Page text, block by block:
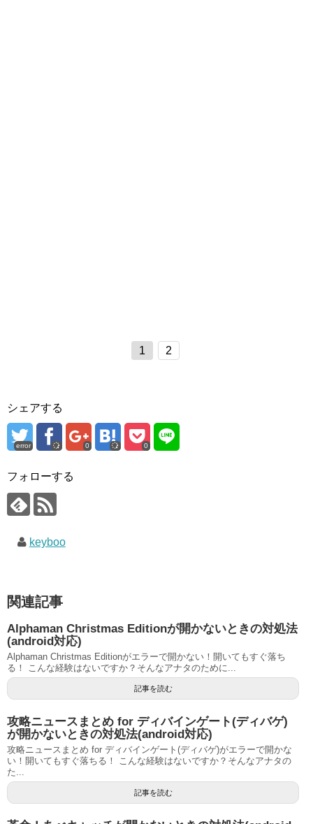
1 2
シェアする
error 0 0
フォローする
keyboo
関連記事
Alphaman Christmas Editionが開かないときの対処法
(android対応)
Alphaman Christmas Editionがエラーで開かない！開いてもすぐ落ち
る！ こんな経験はないですか？そんなアナタのために...
記事を読む
攻略ニュースまとめ for ディバインゲート(ディバゲ)
が開かないときの対処法(android対応)
攻略ニュースまとめ for ディバインゲート(ディバゲ)がエラーで開かな
い！開いてもすぐ落ちる！ こんな経験はないですか？そんなアナタの
た...
記事を読む